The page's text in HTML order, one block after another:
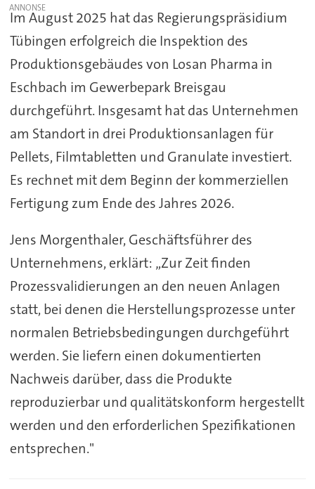
Im August 2025 hat das Regierungspräsidium
Tübingen erfolgreich die Inspektion des
Produktionsgebäudes von Losan Pharma in
Eschbach im Gewerbepark Breisgau
durchgeführt. Insgesamt hat das Unternehmen
am Standort in drei Produktionsanlagen für
Pellets, Filmtabletten und Granulate investiert.
Es rechnet mit dem Beginn der kommerziellen
Fertigung zum Ende des Jahres 2026.
Jens Morgenthaler, Geschäftsführer des
Unternehmens, erklärt: „Zur Zeit finden
Prozessvalidierungen an den neuen Anlagen
statt, bei denen die Herstellungsprozesse unter
normalen Betriebsbedingungen durchgeführt
werden. Sie liefern einen dokumentierten
Nachweis darüber, dass die Produkte
reproduzierbar und qualitätskonform hergestellt
werden und den erforderlichen Spezifikationen
entsprechen."